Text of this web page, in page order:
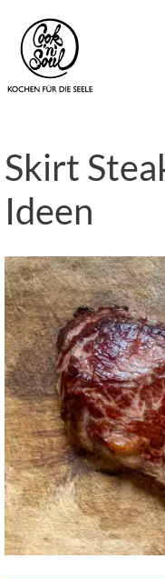
Skirt
Ideen